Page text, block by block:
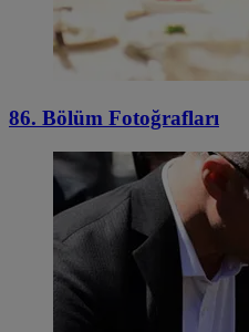
86. Bölüm Fotoğrafları